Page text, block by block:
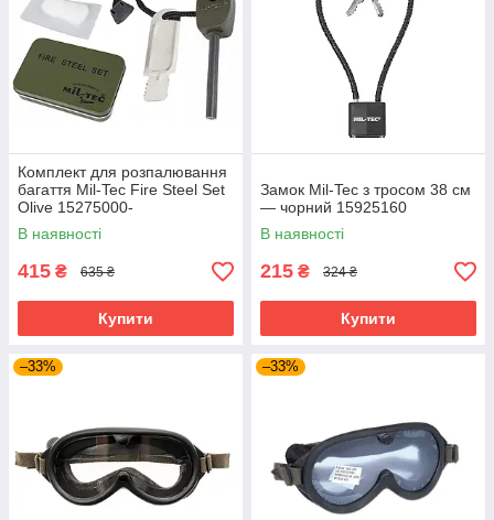
Комплект для розпалювання
багаття Mil-Tec Fire Steel Set
Olive 15275000-
В наявності
415 ₴ 635 ₴
Купити
Замок Mil-Tec з тросом 38 см
— чорний 15925160
В наявності
215 ₴ 324 ₴
Купити
–33% –33%